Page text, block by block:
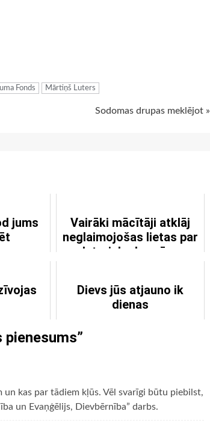
Fonds Mārtiņš Luters
Sodomas drupas meklējot »
jums
Vairāki mācītāji atklāj
neglaimojošas lietas par
luterisko baznīcu
Dievs jūs atjauno ik
dienas
”
kas par tādiem kļūs. Vēl svarīgi būtu piebilst,
un Evaņģēlijs, Dievbērnība” darbs.